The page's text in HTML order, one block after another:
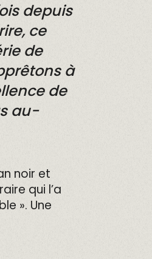
depuis
ce
de
à
de
au-
noir et
qui l’a
». Une